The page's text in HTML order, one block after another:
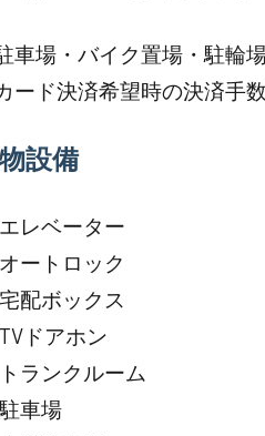
車場・バイク置場・駐輪
ード決済希望時の決済手
設備
エレベーター
オートロック
宅配ボックス
TVドアホン
トランクルーム
駐車場